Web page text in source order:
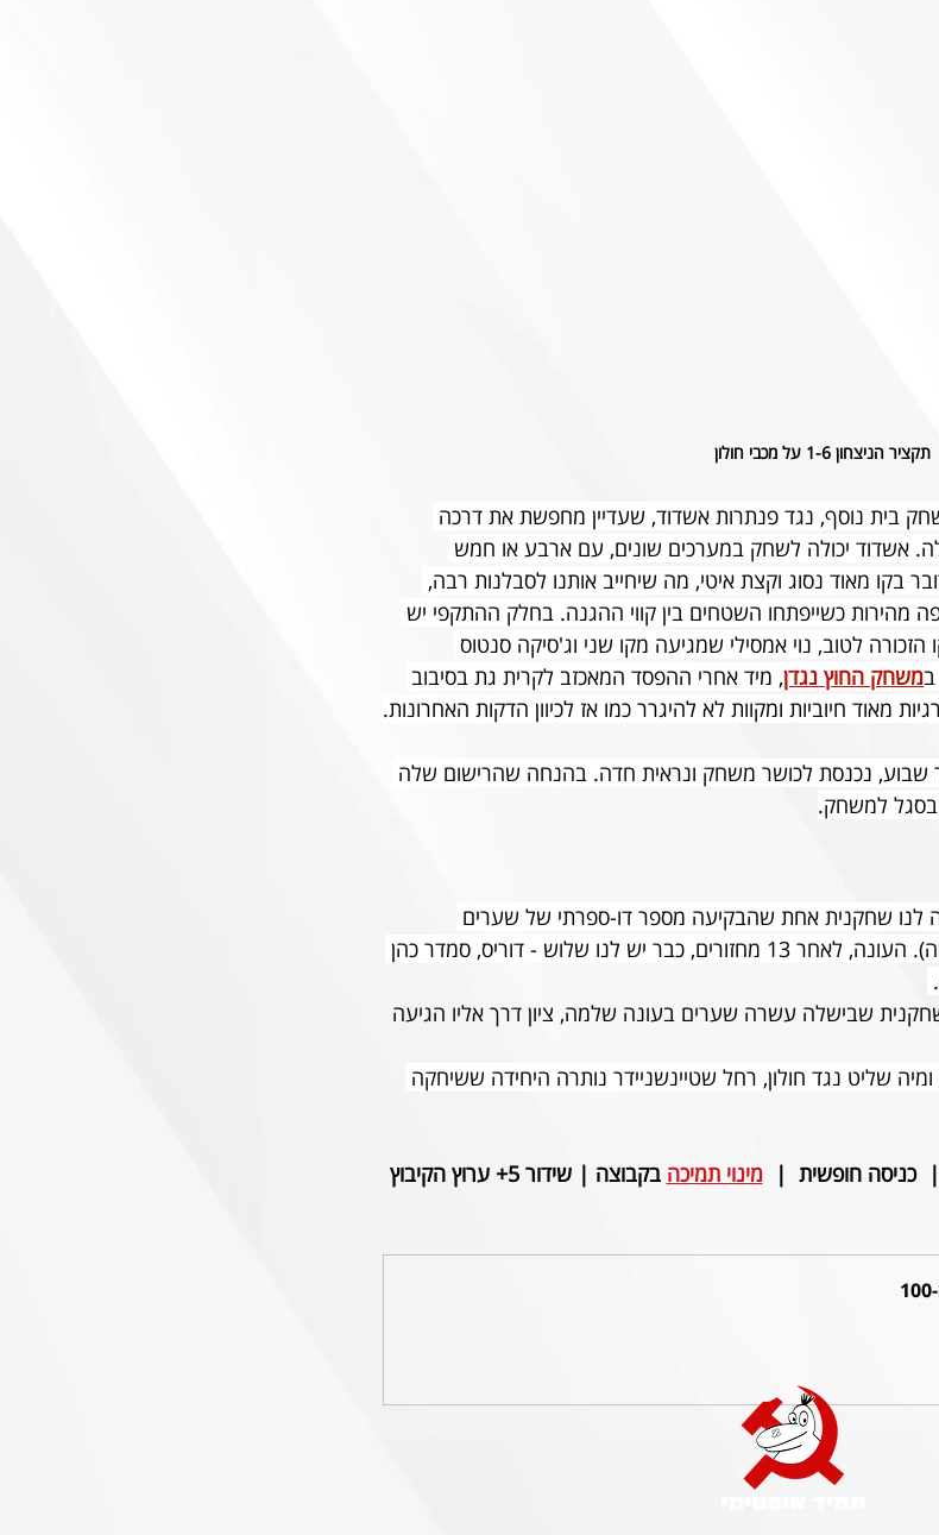
תקציר הניצחון 1-6 על מכבי חולון
בית נוסף, נגד פנתרות אשדוד, שעדיין מחפשת את דרכה
אשדוד יכולה לשחק במערכים שונים, עם ארבע או חמש
בקו מאוד נסוג וקצת איטי, מה שיחייב אותנו לסבלנות רבה,
מהירות כשייפתחו השטחים בין קווי ההגנה. בחלק ההתקפי יש
הזכורה לטוב, נוי אמסילי שמגיעה מקו שני וג'סיקה סנטוס
משחק החוץ נגדן, מיד אחרי ההפסד המאכזב לקרית גת בסיבוב
מאוד חיוביות ומקוות לא להיגרר כמו אז לכיוון הדקות האחרונות.
שבוע, נכנסת לכושר משחק ונראית חדה. בהנחה שהרישום שלה
בסגל למשחק.
לנו שחקנית אחת שהבקיעה מספר דו-ספרתי של שערים
(פלאביה, מאיירט פרז ודוריס בואדווה). העונה, לאחר 13 מחזורים, כבר יש לנו שלוש - דוריס, סמדר כהן
שבישלה עשרה שערים בעונה שלמה, ציון דרך אליו הגיעה
ומיה שליט נגד חולון, רחל שטיינשניידר נותרה היחידה ששיחקה
מינוי תמיכה בקבוצה | שידור 5+ ערוץ הקיבוץ